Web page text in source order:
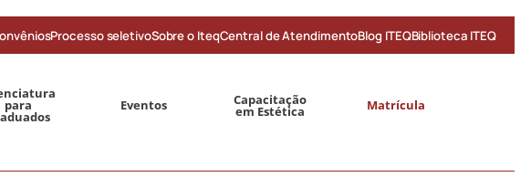
Processo seletivoSobre o IteqCentral de AtendimentoBlog ITEQBiblioteca ITEQ
para Eventos Capacitação
em Estética Matrícula